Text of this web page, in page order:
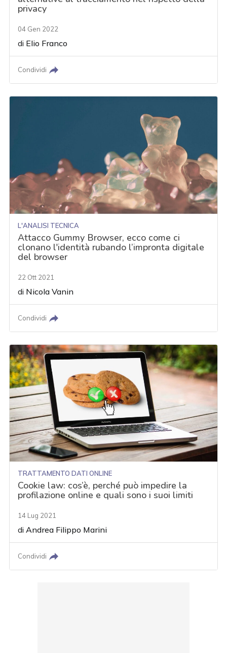
privacy
04 Gen 2022
di Elio Franco
Condividi
L'ANALISI TECNICA
Attacco Gummy Browser, ecco come ci
clonano l'identità rubando l’impronta digitale
del browser
22 Ott 2021
di Nicola Vanin
Condividi
TRATTAMENTO DATI ONLINE
Cookie law: cos’è, perché può impedire la
profilazione online e quali sono i suoi limiti
14 Lug 2021
diAndrea Filippo Marini
Condividi